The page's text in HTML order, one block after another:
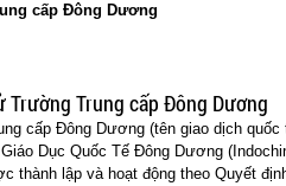
cấp Đông Dương
Trường Trung cấp Đông Dương
cấp Đông Dương (tên giao dịch
Dục Quốc Tế Đông Dương
thành lập và hoạt động theo Quyết